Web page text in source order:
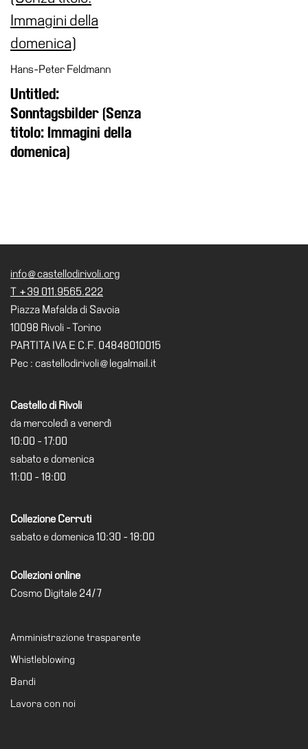
Castello
Manica
Lunga
Villa
Cerruti
Cosmo
Digitale
Visita
Media
Organizza
tuo
evento
Whistleblowing
Sostieni
Hans-Peter Feldmann
Untitled:
Sonntagsbilder (Senza
titolo: Immagini della
domenica)
info@castellodirivoli.org
T +39 011.9565.222
Piazza Mafalda di Savoia
10098 Rivoli - Torino
PARTITA IVA E C.F. 04848010015
Pec : castellodirivoli@legalmail.it
Castello di Rivoli
da mercoledì a venerdì
10:00 - 17:00
sabato e domenica
11:00 - 18:00
Collezione Cerruti
sabato e domenica 10:30 - 18:00
Collezioni online
Cosmo Digitale 24/7
Amministrazione trasparente
Whistleblowing
Bandi
Lavora con noi